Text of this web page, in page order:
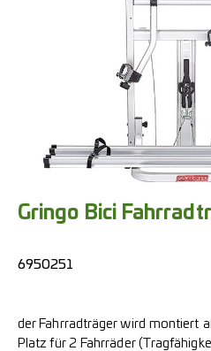
Gringo Bici
6950251
der Fahrradträger wird montiert
Platz für 2 Fahrräder